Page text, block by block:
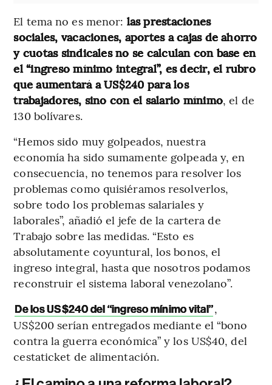
El tema no es menor: las prestaciones
sociales, vacaciones, aportes a cajas de ahorro
y cuotas sindicales no se calculan con base en
el “ingreso mínimo integral”, es decir, el rubro
que aumentará a US$240 para los
trabajadores, sino con el salario mínimo, el de
130 bolívares.
“Hemos sido muy golpeados, nuestra
economía ha sido sumamente golpeada y, en
consecuencia, no tenemos para resolver los
problemas como quisiéramos resolverlos,
sobre todo los problemas salariales y
laborales”, añadió el jefe de la cartera de
Trabajo sobre las medidas. “Esto es
absolutamente coyuntural, los bonos, el
ingreso integral, hasta que nosotros podamos
reconstruir el sistema laboral venezolano”.
De los US$240 del “ingreso mínimo vital”,
US$200 serían entregados mediante el “bono
contra la guerra económica” y los US$40, del
cestaticket de alimentación.